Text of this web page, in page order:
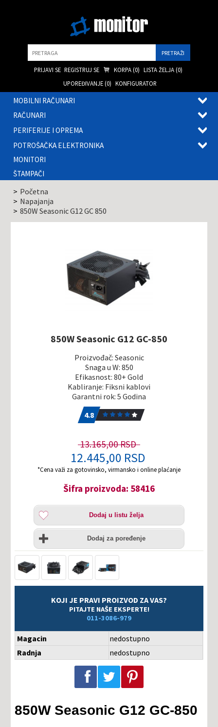
PRIJAVI SE REGISTRUJ SE KORPA (0) LISTA ŽELJA (0)
UPOREĐIVANJE (0) KONFIGURATOR
MOBILNI RAČUNARI
RAČUNARI
PERIFERIJE I OPREMA
POTROŠAČKA ELEKTRONIKA
MONITORI
ŠTAMPAČI
Početna
Napajanja
850W Seasonic G12 GC 850
850W Seasonic G12 GC-850
Proizvođač: Seasonic
Snaga u W: 850
Efikasnost: 80+ Gold
Kabliranje: Fiksni kablovi
Garantni rok: 5 Godina
4.8
13.165,00 RSD
12.445,00 RSD
*Cena važi za gotovinsko, virmansko i online plaćanje
Šifra proizvoda: 58416
Dodaj
listu
želja
Dodaj u listu želja
Uporedi
Dodaj za poređenje
KOJI JE PRAVI PROIZVOD ZA VAS?
PITAJTE NAŠE EKSPERTE!
011-3086-979
Magacin
nedostupno
Radnja
nedostupno
Podeli na Facebook-u Podeli na Twitter-u Podeli na Pinterest-u
850W Seasonic G12 GC-850